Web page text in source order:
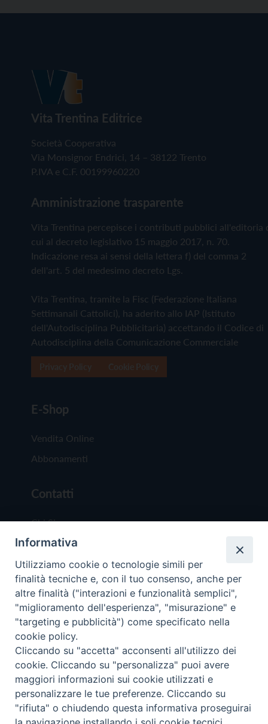
Vita Trentina Editrice
Società Cooperativa
Via Monsignor Endrici, 14 – 38122 Trento
P.IVA e C.F. 00199960220
Amministrazione trasparente
Vita Trentina percepisce i contributi pubblici all'editoria
cui al decreto legislativo 15 maggio 2017, n. 70.
Indicazione resa ai sensi della lettera f) del comma 2
dell'art. 5 del medesimo decreto Lgs.
Vita Trentina, tramite la Fisc (Federazione Italiana
Settimanali Cattolici), ha aderito allo IAP (Istituto
dell'Autodisciplina Pubblicitaria) accettando il Codice di
Autodisciplina della Comunicazione Commerciale
E-Shop
Vendita Online
Abbonamenti
Contatti
Chi Siamo
Redazione
Scrivici
Copyright © 2019 - Tutti i diritti riservati - Vita
Trentina Editrice
Privacy Policy
Torna
Informativa
Utilizziamo cookie o tecnologie simili per
finalità tecniche e, con il tuo consenso, anche per
altre finalità ("interazioni e funzionalità semplici",
"miglioramento dell'esperienza", "misurazione" e
"targeting e pubblicità") come specificato nella
cookie policy.
Cliccando su "accetta" acconsenti all'utilizzo dei
cookie. Cliccando su "personalizza" puoi avere
maggiori informazioni sui cookie utilizzati e
personalizzare le tue preferenze. Cliccando su
"rifiuta" o chiudendo questa informativa proseguirai